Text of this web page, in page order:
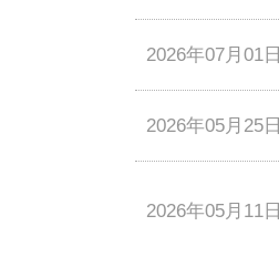
2026年07月01日
2026年05月25日
2026年05月11日